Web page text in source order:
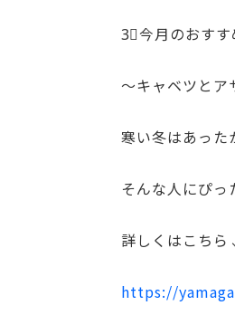
3⃣今月のおす
～キャベツとア
寒い冬はあった
そんな人にぴっ
詳しくはこちら
https://